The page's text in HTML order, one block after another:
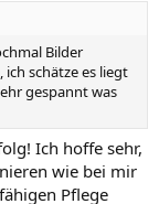
Bilder
schätze es liegt
gespannt was
Ich hoffe sehr,
wie bei mir
Pflege